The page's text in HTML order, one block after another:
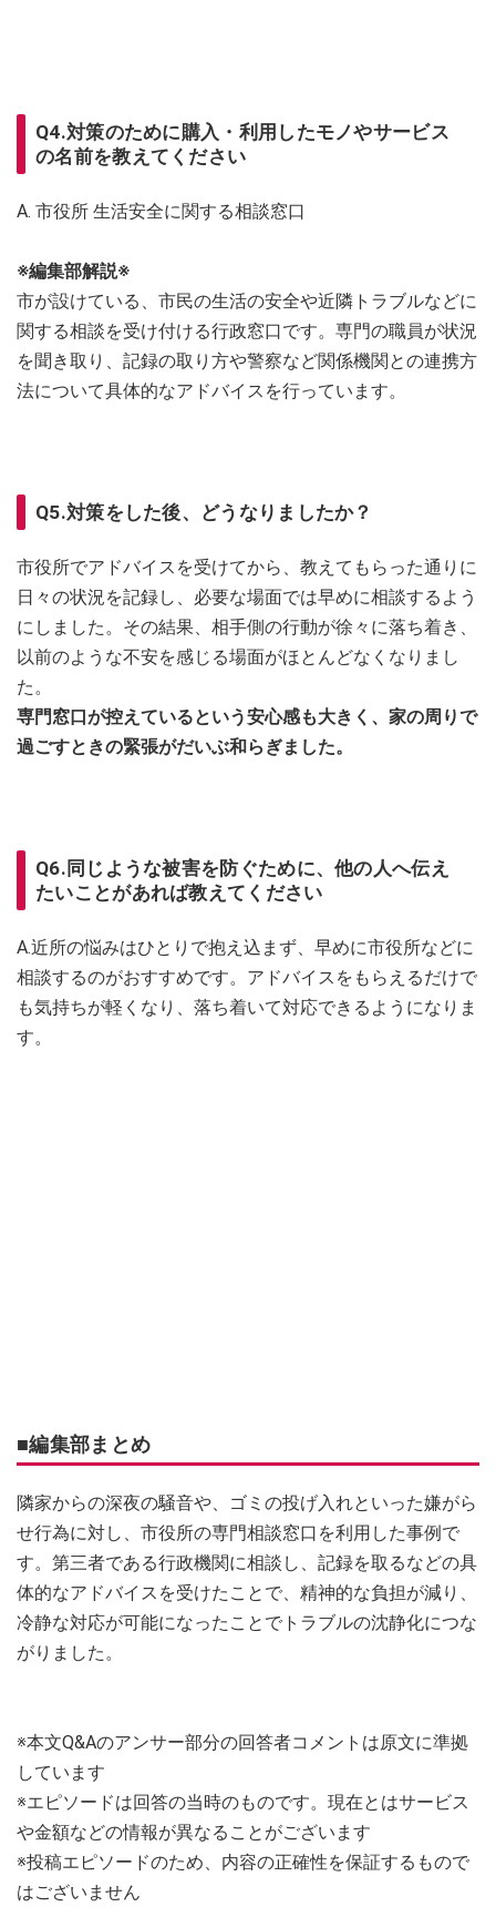
Q4.対策のために購入・利用したモノやサービス
の名前を教えてください
A. 市役所 生活安全に関する相談窓口
※編集部解説※
市が設けている、市民の生活の安全や近隣トラブルなどに
関する相談を受け付ける行政窓口です。専門の職員が状況
を聞き取り、記録の取り方や警察など関係機関との連携方
法について具体的なアドバイスを行っています。
Q5.対策をした後、どうなりましたか？
市役所でアドバイスを受けてから、教えてもらった通りに
日々の状況を記録し、必要な場面では早めに相談するよう
にしました。その結果、相手側の行動が徐々に落ち着き、
以前のような不安を感じる場面がほとんどなくなりまし
た。
専門窓口が控えているという安心感も大きく、家の周りで
過ごすときの緊張がだいぶ和らぎました。
Q6.同じような被害を防ぐために、他の人へ伝え
たいことがあれば教えてください
A.近所の悩みはひとりで抱え込まず、早めに市役所などに
相談するのがおすすめです。アドバイスをもらえるだけで
も気持ちが軽くなり、落ち着いて対応できるようになりま
す。
■編集部まとめ
隣家からの深夜の騒音や、ゴミの投げ入れといった嫌がら
せ行為に対し、市役所の専門相談窓口を利用した事例で
す。第三者である行政機関に相談し、記録を取るなどの具
体的なアドバイスを受けたことで、精神的な負担が減り、
冷静な対応が可能になったことでトラブルの沈静化につな
がりました。
※本文Q&Aのアンサー部分の回答者コメントは原文に準拠
しています
※エピソードは回答の当時のものです。現在とはサービス
や金額などの情報が異なることがございます
※投稿エピソードのため、内容の正確性を保証するもので
はございません